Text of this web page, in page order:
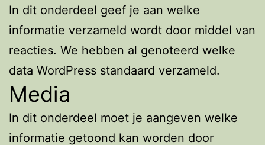
In dit onderdeel geef je aan welke
informatie verzameld wordt door middel van
reacties. We hebben al genoteerd welke
data WordPress standaard verzameld.
Media
In dit onderdeel moet je aangeven welke
informatie getoond kan worden door